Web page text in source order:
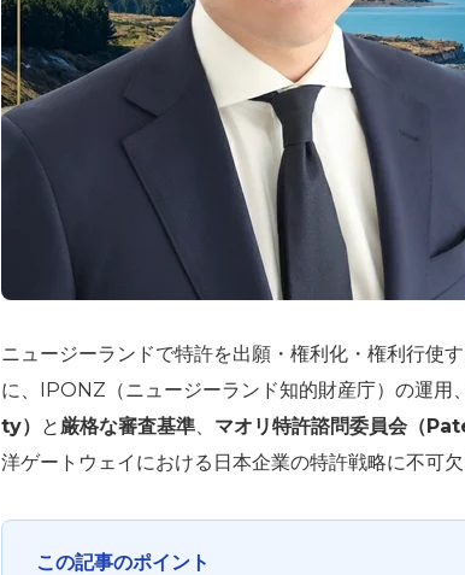
ニュージーランドで特許を出願・権利化・権利行使す
に、IPONZ（ニュージーランド知的財産庁）の運用
ty） と 厳格な審査基準、 マオリ特許諮問委員会（
洋ゲートウェイにおける日本企業の特許戦略に不可
この記事のポイント